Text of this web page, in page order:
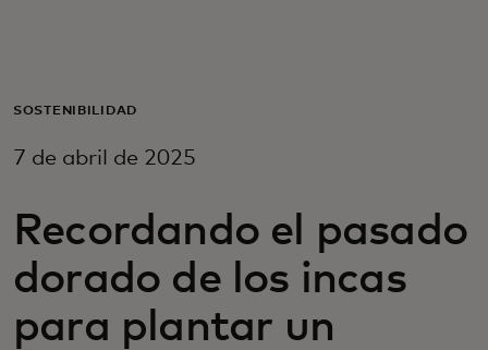
Para empresas
Para innovadores
Noticias y tendencias
SOSTENIBILIDAD
7 de abril de 2025
Recordando el pasado
dorado de los incas
para plantar un